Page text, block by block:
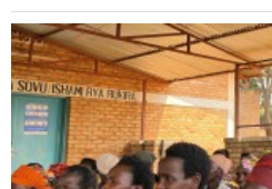
2023